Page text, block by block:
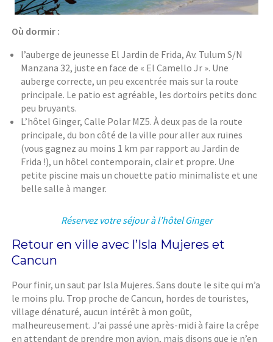
Où dormir :
l’auberge de jeunesse El Jardin de Frida, Av. Tulum S/N
Manzana 32, juste en face de « El Camello Jr ». Une
auberge correcte, un peu excentrée mais sur la route
principale. Le patio est agréable, les dortoirs petits donc
peu bruyants.
L’hôtel Ginger, Calle Polar MZ5. À deux pas de la route
principale, du bon côté de la ville pour aller aux ruines
(vous gagnez au moins 1 km par rapport au Jardin de
Frida !), un hôtel contemporain, clair et propre. Une
petite piscine mais un chouette patio minimaliste et une
belle salle à manger.
Réservez votre séjour à l’hôtel Ginger
Retour en ville avec l’Isla Mujeres et
Cancun
Pour finir, un saut par Isla Mujeres. Sans doute le site qui m’a
le moins plu. Trop proche de Cancun, hordes de touristes,
village dénaturé, aucun intérêt à mon goût,
malheureusement. J’ai passé une après-midi à faire la crêpe
en attendant de prendre mon avion, mais disons que je n’en